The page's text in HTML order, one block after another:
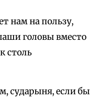
нам на пользу,
головы вместо
столь
сударыня, если бы